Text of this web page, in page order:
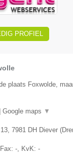
PROFIEL
plaats Foxwolde,
Google maps ▼
, 7981 DH Diever (
-, KvK: -